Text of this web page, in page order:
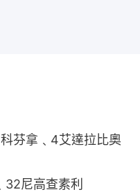
芬拿﹑4艾達拉比奧
尼高查素利